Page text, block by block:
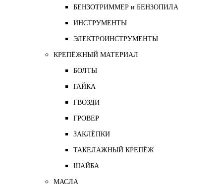
БЕНЗОТРИММЕР и БЕНЗОПИЛА
ИНСТРУМЕНТЫ
ЭЛЕКТРОИНСТРУМЕНТЫ
КРЕПЁЖНЫЙ МАТЕРИАЛ
БОЛТЫ
ГАЙКА
ГВОЗДИ
ГРОВЕР
ЗАКЛЁПКИ
ТАКЕЛАЖНЫЙ КРЕПЁЖ
ШАЙБА
МАСЛА